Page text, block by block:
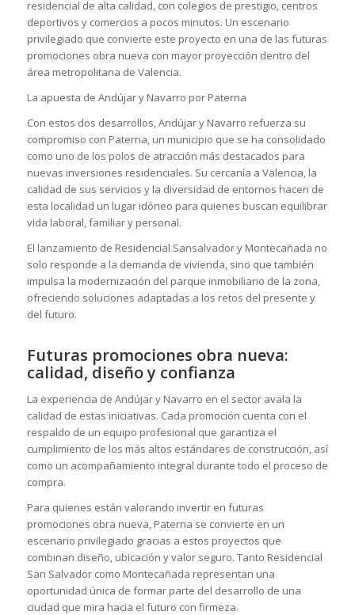
residencial de alta calidad, con colegios de prestigio, centros
deportivos y comercios a pocos minutos. Un escenario
privilegiado que convierte este proyecto en una de las futuras
promociones obra nueva con mayor proyección dentro del
área metropolitana de Valencia.
La apuesta de Andújar y Navarro por Paterna
Con estos dos desarrollos, Andújar y Navarro refuerza su
compromiso con Paterna, un municipio que se ha consolidado
como uno de los polos de atracción más destacados para
nuevas inversiones residenciales. Su cercanía a Valencia, la
calidad de sus servicios y la diversidad de entornos hacen de
esta localidad un lugar idóneo para quienes buscan equilibrar
vida laboral, familiar y personal.
El lanzamiento de Residencial Sansalvador y Montecañada no
solo responde a la demanda de vivienda, sino que también
impulsa la modernización del parque inmobiliario de la zona,
ofreciendo soluciones adaptadas a los retos del presente y
del futuro.
Futuras promociones obra nueva:
calidad, diseño y confianza
La experiencia de Andújar y Navarro en el sector avala la
calidad de estas iniciativas. Cada promoción cuenta con el
respaldo de un equipo profesional que garantiza el
cumplimiento de los más altos estándares de construcción, así
como un acompañamiento integral durante todo el proceso de
compra.
Para quienes están valorando invertir en futuras
promociones obra nueva, Paterna se convierte en un
escenario privilegiado gracias a estos proyectos que
combinan diseño, ubicación y valor seguro. Tanto Residencial
San Salvador como Montecañada representan una
oportunidad única de formar parte del desarrollo de una
ciudad que mira hacia el futuro con firmeza.